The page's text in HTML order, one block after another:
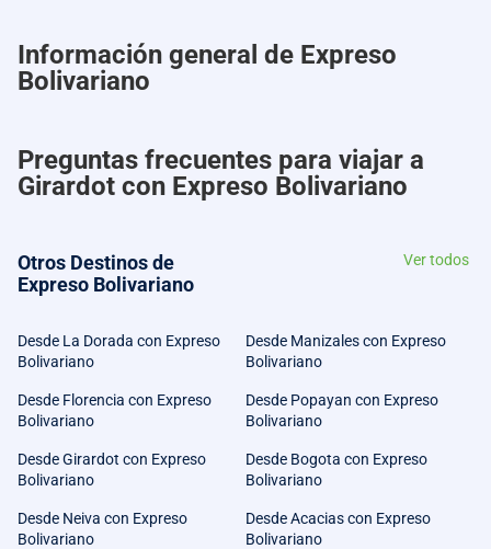
Información general de Expreso
Bolivariano
Preguntas frecuentes para viajar a
Girardot con Expreso Bolivariano
Otros Destinos de
Expreso Bolivariano
Ver todos
Desde La Dorada con Expreso
Bolivariano
Desde Manizales con Expreso
Bolivariano
Desde Florencia con Expreso
Bolivariano
Desde Popayan con Expreso
Bolivariano
Desde Girardot con Expreso
Bolivariano
Desde Bogota con Expreso
Bolivariano
Desde Neiva con Expreso
Bolivariano
Desde Acacias con Expreso
Bolivariano